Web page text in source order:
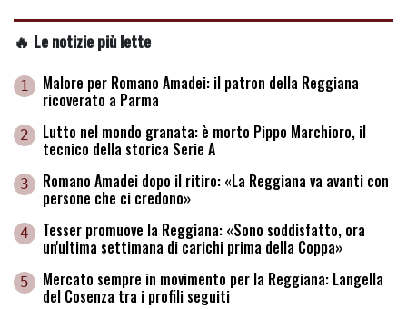
🔥 Le notizie più lette
1 Malore per Romano Amadei: il patron della Reggiana
ricoverato a Parma
2 Lutto nel mondo granata: è morto Pippo Marchioro, il
tecnico della storica Serie A
3 Romano Amadei dopo il ritiro: «La Reggiana va avanti con
persone che ci credono»
4 Tesser promuove la Reggiana: «Sono soddisfatto, ora
un'ultima settimana di carichi prima della Coppa»
5 Mercato sempre in movimento per la Reggiana: Langella
del Cosenza tra i profili seguiti